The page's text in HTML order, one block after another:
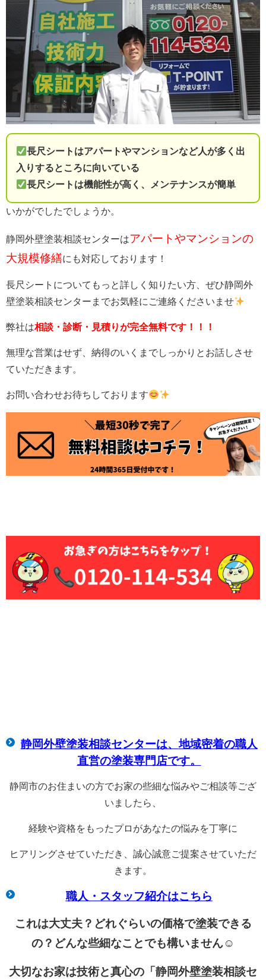
長尺シートはアパートやマンションなど人が多く出
入りするところに向いている
長尺シートは機能性が高く、メンテナンスが簡単
いかがでしたでしょうか。
静岡外壁塗装相談センターはアパートやマンションの
大規模修繕にも対応しております！
長尺シートについてもっと詳しく知りたい方、ぜひ静岡外
壁塗装相談センターまでお気軽にご連絡くださいませ
弊社は相談・診断・見積りが完全無料です！！！
無理な営業はせず、納得のいくまでしっかりとお話しさせ
ていただきます。
お問い合わせお待ちしております
静岡外壁塗装相談センターは、地域密着の職人
直営の塗装専門店です。
静岡市のお住まいの方でお家の些細な悩みやご相談等ござ
いましたら、
経験や資格をもったプロがあなたの悩みを丁寧に
ヒアリングさせていただき、誠心誠意ご提案させていただ
きます。
職人・スタッフ紹介はこちら
これは大丈夫？どれぐらいの価格で塗装できる
の？どんな些細なことでも構いません☺
大切なお家は技術と真心の「静岡外壁塗装相談セ